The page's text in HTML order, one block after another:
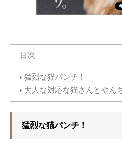
目次
猛烈な猫パンチ！
大人な対応な猫さんとやん
猛烈な猫パンチ！